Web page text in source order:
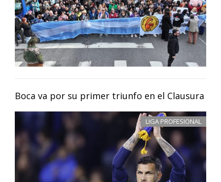
Boca va por su primer triunfo en el Clausura
LIGA PROFESIONAL